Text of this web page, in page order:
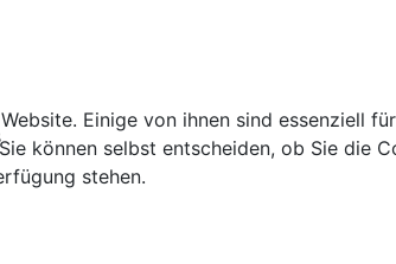
Einige von ihnen sind essenziell
können selbst entscheiden, ob Sie die
stehen.